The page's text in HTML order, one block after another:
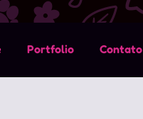
Portfolio Contato